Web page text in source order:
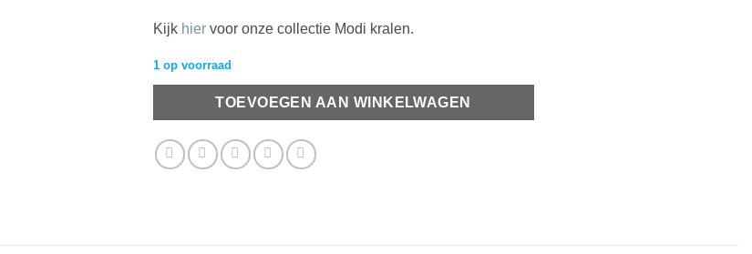
Kijk hier voor onze collectie Modi kralen.
1 op voorraad
TOEVOEGEN AAN WINKELWAGEN